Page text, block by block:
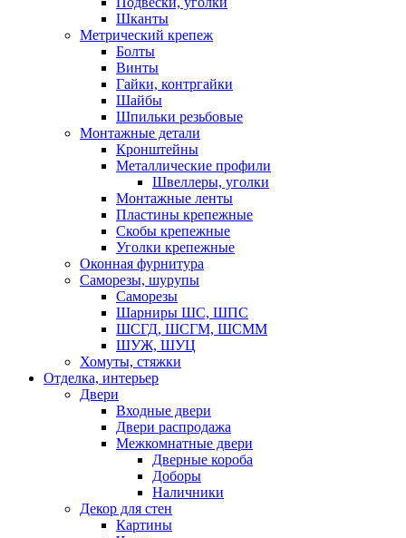
Шканты
Метрический крепеж
Болты
Винты
Гайки, контргайки
Шайбы
Шпильки резьбовые
Монтажные детали
Кронштейны
Металлические профили
Швеллеры, уголки
Монтажные ленты
Пластины крепежные
Скобы крепежные
Уголки крепежные
Оконная фурнитура
Саморезы, шурупы
Саморезы
Шарниры ШС, ШПС
ШСГД, ШСГМ, ШСММ
ШУЖ, ШУЦ
Хомуты, стяжки
Отделка, интерьер
Двери
Входные двери
Двери распродажа
Межкомнатные двери
Дверные короба
Доборы
Наличники
Декор для стен
Картины